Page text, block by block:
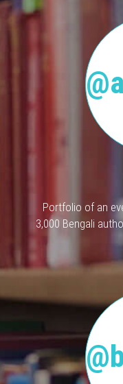
Portfolio of an
3,000 Bengali